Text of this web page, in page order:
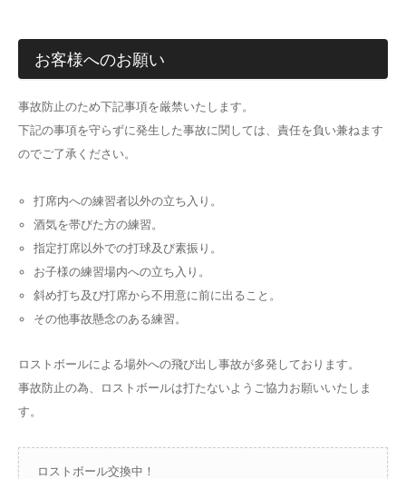
お客様へのお願い
事故防止のため下記事項を厳禁いたします。
下記の事項を守らずに発生した事故に関しては、責任を負い兼ねます
のでご了承ください。
打席内への練習者以外の立ち入り。
酒気を帯びた方の練習。
指定打席以外での打球及び素振り。
お子様の練習場内への立ち入り。
斜め打ち及び打席から不用意に前に出ること。
その他事故懸念のある練習。
ロストボールによる場外への飛び出し事故が多発しております。
事故防止の為、ロストボールは打たないようご協力お願いいたしま
す。
ロストボール交換中！